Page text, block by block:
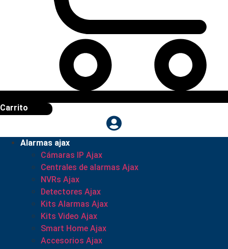
Carrito
Alarmas ajax
Cámaras IP Ajax
Centrales de alarmas Ajax
NVRs Ajax
Detectores Ajax
Kits Alarmas Ajax
Kits Video Ajax
Smart Home Ajax
Accesorios Ajax